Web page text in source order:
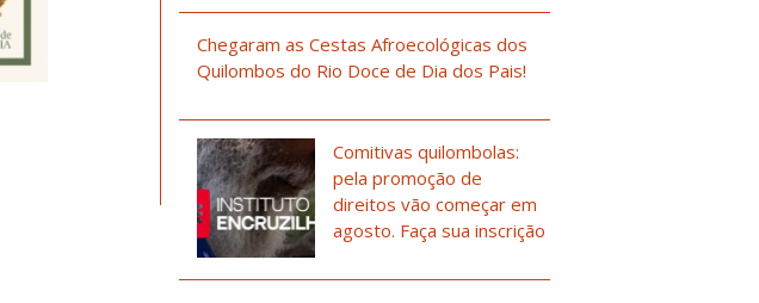
Chegaram as Cestas Afroecológicas dos
Quilombos do Rio Doce de Dia dos Pais!
Comitivas quilombolas:
pela promoção de
direitos vão começar em
agosto. Faça sua inscrição